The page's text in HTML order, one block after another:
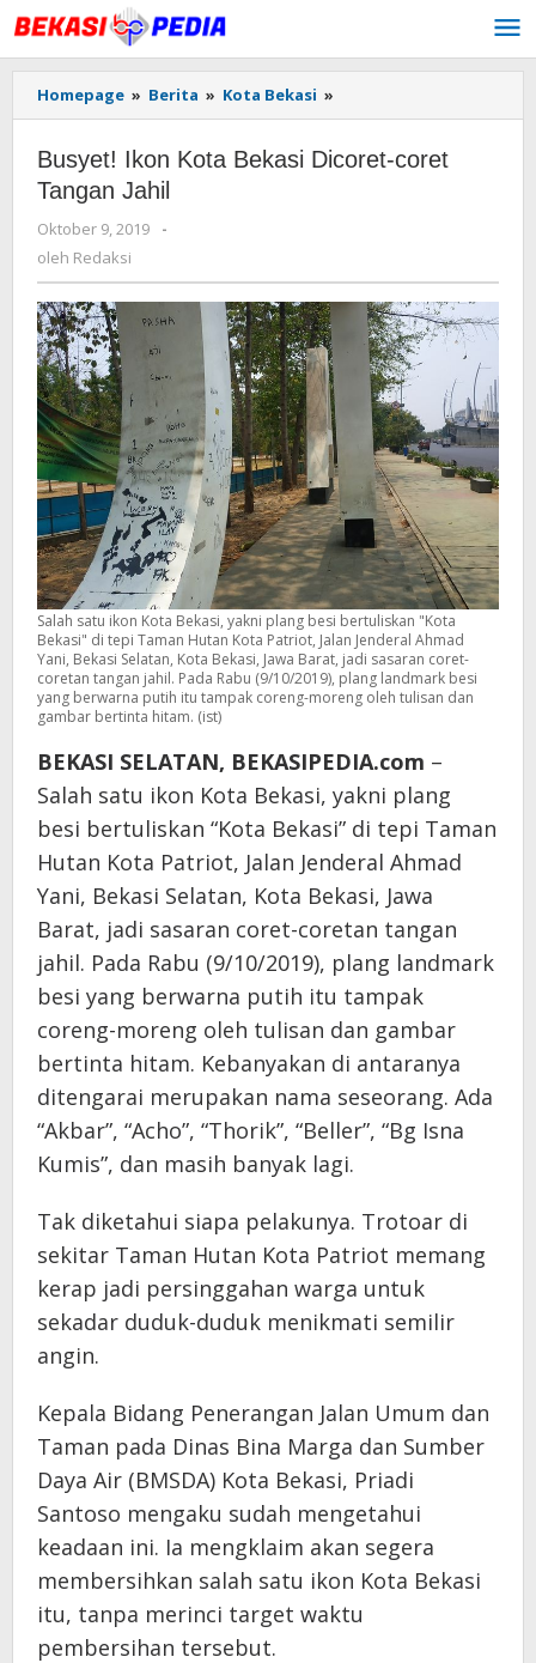
Lewati
ke
konten
Homepage » Berita » Kota Bekasi »
Ikon
Bekasi
Busyet! Ikon Kota Bekasi Dicoret-coret
Tangan Jahil
Oktober 9, 2019
oleh
-
oleh Redaksi
Salah satu ikon Kota Bekasi, yakni plang besi bertuliskan "Kota
Bekasi" di tepi Taman Hutan Kota Patriot, Jalan Jenderal Ahmad
Yani, Bekasi Selatan, Kota Bekasi, Jawa Barat, jadi sasaran coret-
coretan tangan jahil. Pada Rabu (9/10/2019), plang landmark besi
yang berwarna putih itu tampak coreng-moreng oleh tulisan dan
gambar bertinta hitam. (ist)
BEKASI SELATAN, BEKASIPEDIA.com –
Salah satu ikon Kota Bekasi, yakni plang
besi bertuliskan “Kota Bekasi” di tepi Taman
Hutan Kota Patriot, Jalan Jenderal Ahmad
Yani, Bekasi Selatan, Kota Bekasi, Jawa
Barat, jadi sasaran coret-coretan tangan
jahil. Pada Rabu (9/10/2019), plang landmark
besi yang berwarna putih itu tampak
coreng-moreng oleh tulisan dan gambar
bertinta hitam. Kebanyakan di antaranya
ditengarai merupakan nama seseorang. Ada
“Akbar”, “Acho”, “Thorik”, “Beller”, “Bg Isna
Kumis”, dan masih banyak lagi.
Tak diketahui siapa pelakunya. Trotoar di
sekitar Taman Hutan Kota Patriot memang
kerap jadi persinggahan warga untuk
sekadar duduk-duduk menikmati semilir
angin.
Kepala Bidang Penerangan Jalan Umum dan
Taman pada Dinas Bina Marga dan Sumber
Daya Air (BMSDA) Kota Bekasi, Priadi
Santoso mengaku sudah mengetahui
keadaan ini. Ia mengklaim akan segera
membersihkan salah satu ikon Kota Bekasi
itu, tanpa merinci target waktu
pembersihan tersebut.